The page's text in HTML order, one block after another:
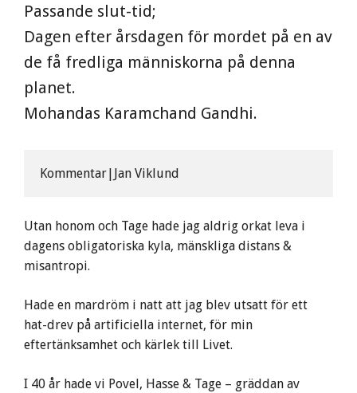
Passande slut-tid;
Dagen efter årsdagen för mordet på en av
de få fredliga människorna på denna
planet.
Mohandas Karamchand Gandhi.
Kommentar|Jan Viklund
Utan honom och Tage hade jag aldrig orkat leva i
dagens obligatoriska kyla, mänskliga distans &
misantropi.
Hade en mardröm i natt att jag blev utsatt för ett
hat-drev på artificiella internet, för min
eftertänksamhet och kärlek till Livet.
I 40 år hade vi Povel, Hasse & Tage – gräddan av